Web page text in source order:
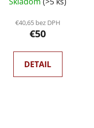
€40,65 bez DPH
€50
DETAIL